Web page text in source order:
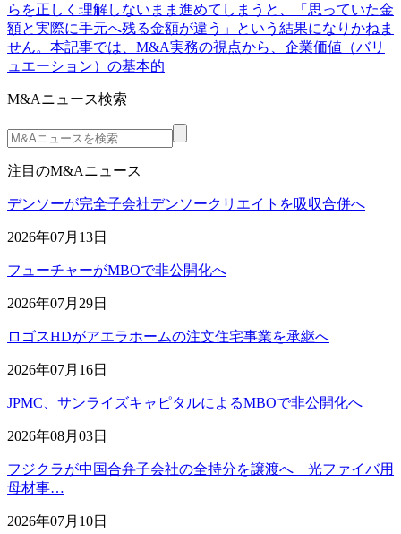
らを正しく理解しないまま進めてしまうと、「思っていた金
額と実際に手元へ残る金額が違う」という結果になりかねま
せん。本記事では、M&A実務の視点から、企業価値（バリ
ュエーション）の基本的
M&Aニュース検索
注目のM&Aニュース
デンソーが完全子会社デンソークリエイトを吸収合併へ
2026年07月13日
フューチャーがMBOで非公開化へ
2026年07月29日
ロゴスHDがアエラホームの注文住宅事業を承継へ
2026年07月16日
JPMC、サンライズキャピタルによるMBOで非公開化へ
2026年08月03日
フジクラが中国合弁子会社の全持分を譲渡へ 光ファイバ用
母材事…
2026年07月10日